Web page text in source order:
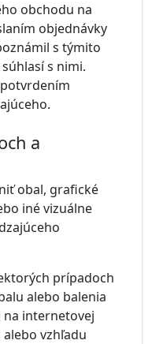
obchodu na
objednávky
s týmito
s nimi.
a
obal, grafické
iné vizuálne
prípadoch
alebo balenia
internetovej
vzhľadu